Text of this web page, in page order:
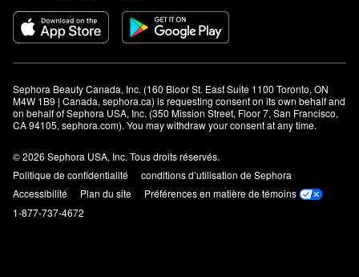
Sephora Beauty Canada, Inc. (160 Bloor St. East Suite 1100 Toronto, ON
M4W 1B9 | Canada, sephora.ca) is requesting consent on its own behalf and
on behalf of Sephora USA, Inc. (350 Mission Street, Floor 7, San Francisco,
CA 94105, sephora.com). You may withdraw your consent at any time.
© 2026 Sephora USA, Inc. Tous droits réservés.
Politique de confidentialité
conditions d’utilisation de Sephora
Accessibilité
Plan du site
Préférences en matière de témoins
1-877-737-4672